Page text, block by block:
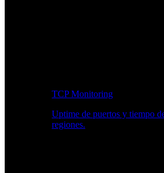
TCP Monitoring
Uptime de puertos y tiempo
regiones.